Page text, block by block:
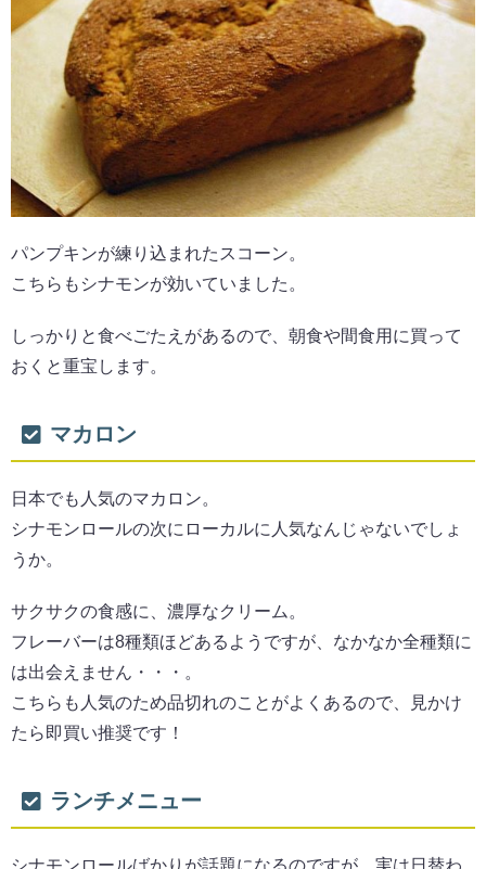
パンプキンが練り込まれたスコーン。
こちらもシナモンが効いていました。
しっかりと食べごたえがあるので、朝食や間食用に買って
おくと重宝します。
マカロン
日本でも人気のマカロン。
シナモンロールの次にローカルに人気なんじゃないでしょ
うか。
サクサクの食感に、濃厚なクリーム。
フレーバーは8種類ほどあるようですが、なかなか全種類に
は出会えません・・・。
こちらも人気のため品切れのことがよくあるので、見かけ
たら即買い推奨です！
ランチメニュー
シナモンロールばかりが話題になるのですが、実は日替わ